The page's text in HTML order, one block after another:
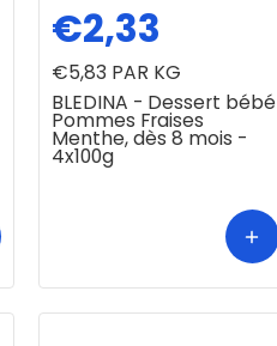
BLEDINA - Dessert bébé
Pommes Fraises
Menthe, dès 8 mois -
4x100g
€2,33
€5,83 PAR KG